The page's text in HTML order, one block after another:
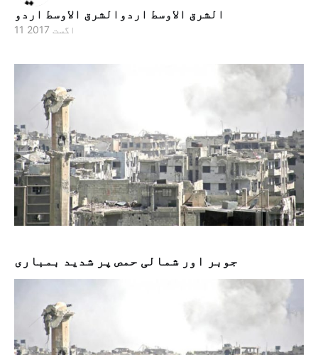
الشرق الاوسط اردوالشرق الاوسط اردو
11 اگست 2017
جوبر اور شمالی حمص پر شدید بمباری